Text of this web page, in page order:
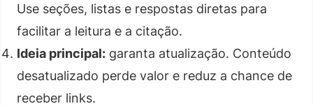
Use seções, listas e respostas diretas para
facilitar a leitura e a citação.
Ideia principal: garanta atualização. Conteúdo
desatualizado perde valor e reduz a chance de
receber links.